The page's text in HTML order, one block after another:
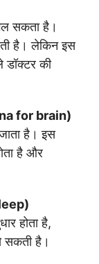
सकता है।
है। लेकिन इस
की
for brain)
है। इस
है और
होता है,
सकती है।